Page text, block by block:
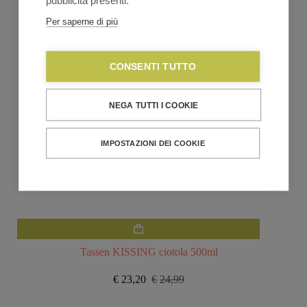
Tassen KISSING ciotola 500ml
€ 24,99
Il
€ 23,20 Il
Per saperne di più
CONSENTI TUTTO
NEGA TUTTI I COOKIE
IMPOSTAZIONI DEI COOKIE